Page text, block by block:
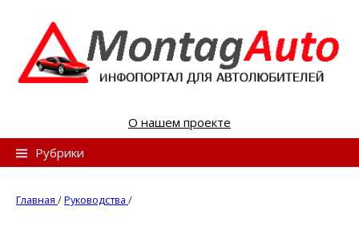
n
О нашем проекте
Рубрики
Главная /Руководства /